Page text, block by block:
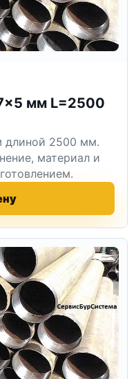
мм L=2500
длиной 2500 мм.
материал и